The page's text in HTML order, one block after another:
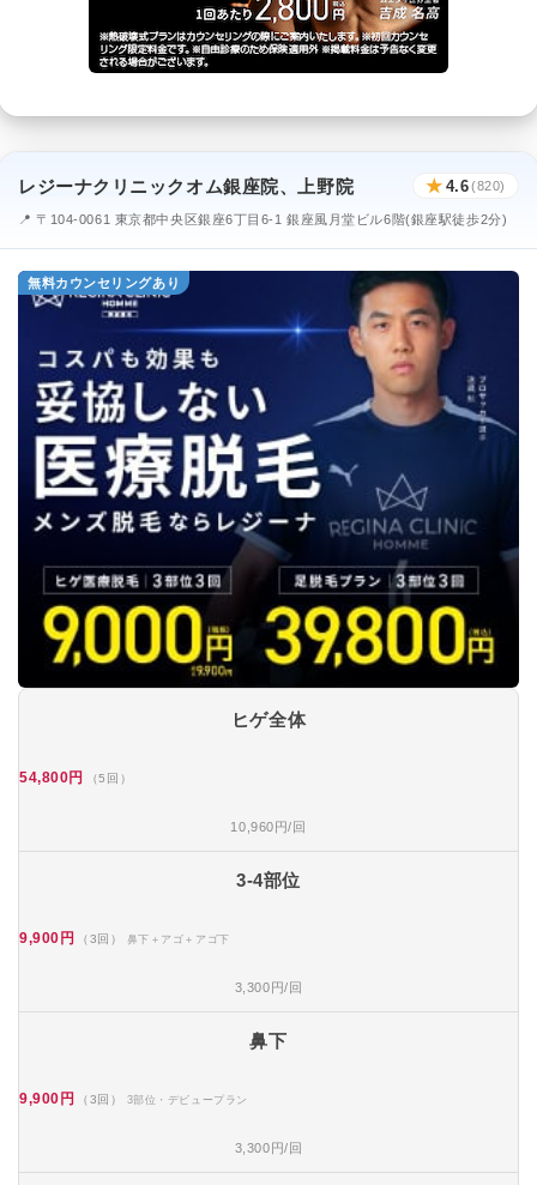
レジーナクリニックオム銀座院、上野院 ★ 4.6(820)
📍 〒104-0061 東京都中央区銀座6丁目6-1 銀座風月堂ビル6階(銀座駅徒歩2分)
無料カウンセリングあり
ヒゲ全体
54,800円 （5回）
10,960円/回
3-4部位
9,900円 （3回） 鼻下＋アゴ＋アゴ下
3,300円/回
鼻下
9,900円 （3回） 3部位・デビュープラン
3,300円/回